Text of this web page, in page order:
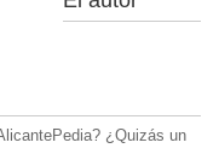
¿Quizás un